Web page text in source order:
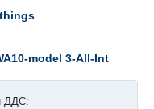
model 3-All-Int
ДДС: